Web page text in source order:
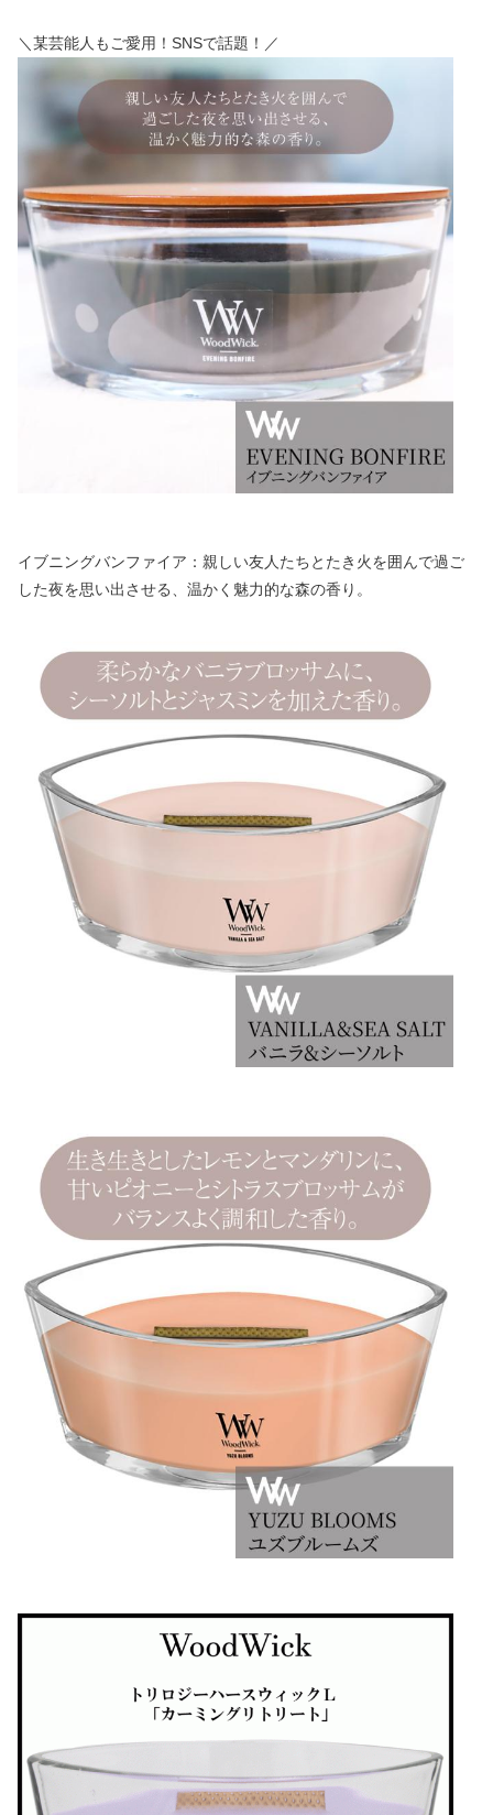
＼某芸能人もご愛用！SNSで話題！／
イブニングバンファイア：親しい友人たちとたき火を囲んで過ご
した夜を思い出させる、温かく魅力的な森の香り。